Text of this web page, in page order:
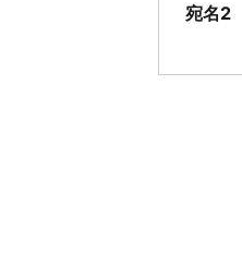
宛名2